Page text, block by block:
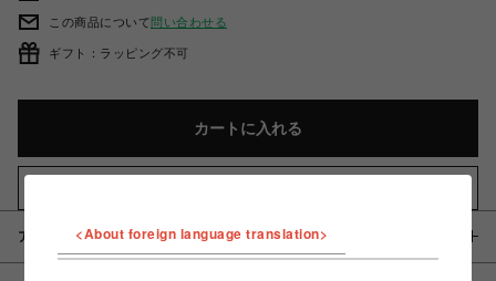
この商品について問い合わせる
ギフト：ラッピング不可
カートに入れる
アイテム説明 / 素材
<About foreign language translation>